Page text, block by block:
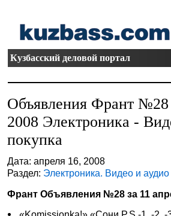
Кузбасский деловой портал
Объявления Франт №28
2008 Электроника -
покупка
Дата: апреля 16, 2008
Раздел: Электроника. Видео и аудио
Франт Объявления №28 за 11